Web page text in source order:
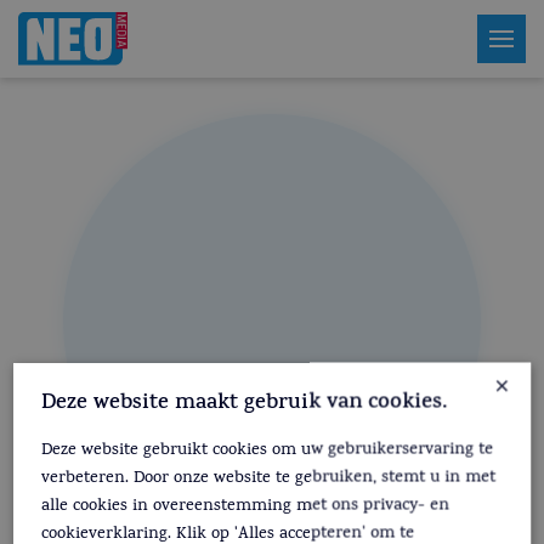
×
Deze website maakt gebruik van cookies.
Deze website gebruikt cookies om uw gebruikerservaring te
verbeteren. Door onze website te gebruiken, stemt u in met
alle cookies in overeenstemming met ons privacy- en
cookieverklaring. Klik op 'Alles accepteren' om te